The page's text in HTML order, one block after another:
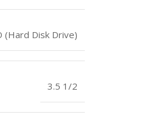
(Hard Disk Drive)
3.5 1/2